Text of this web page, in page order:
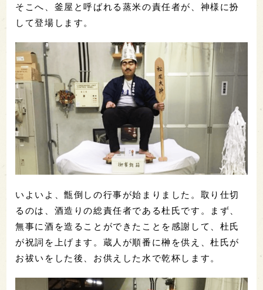
そこへ、釜屋と呼ばれる蒸米の責任者が、神様に扮
して登場します。
いよいよ、甑倒しの行事が始まりました。取り仕切
るのは、酒造りの総責任者である杜氏です。まず、
無事に酒を造ることができたことを感謝して、杜氏
が祝詞を上げます。蔵人が順番に榊を供え、杜氏が
お祓いをした後、お供えした水で乾杯します。